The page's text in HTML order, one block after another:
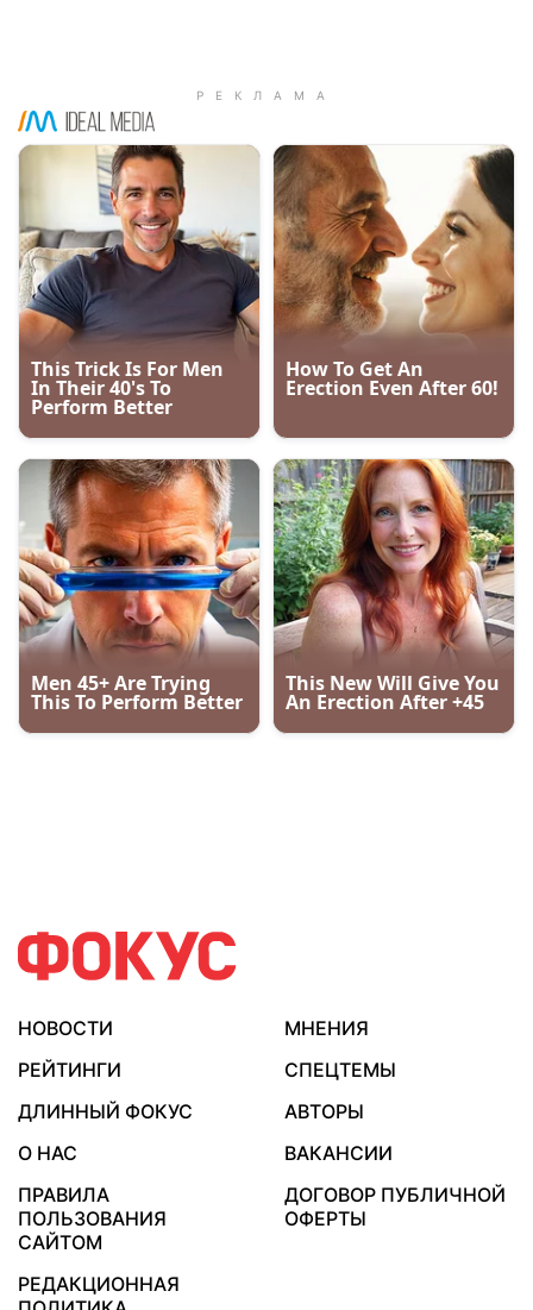
НОВОСТИ
МНЕНИЯ
РЕЙТИНГИ
СПЕЦТЕМЫ
ДЛИННЫЙ ФОКУС
АВТОРЫ
О НАС
ВАКАНСИИ
ПРАВИЛА
ПОЛЬЗОВАНИЯ
САЙТОМ
ДОГОВОР ПУБЛИЧНОЙ
ОФЕРТЫ
РЕДАКЦИОННАЯ